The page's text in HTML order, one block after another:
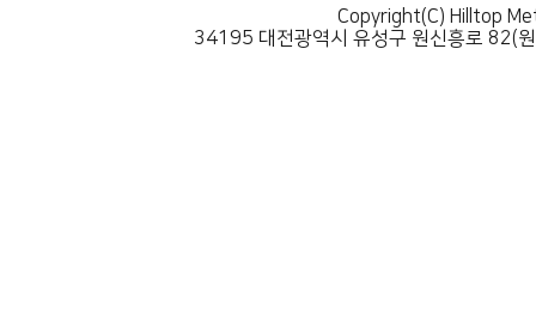
Copyright(C) Hilltop
34195 대전광역시 유성구 원신흥로